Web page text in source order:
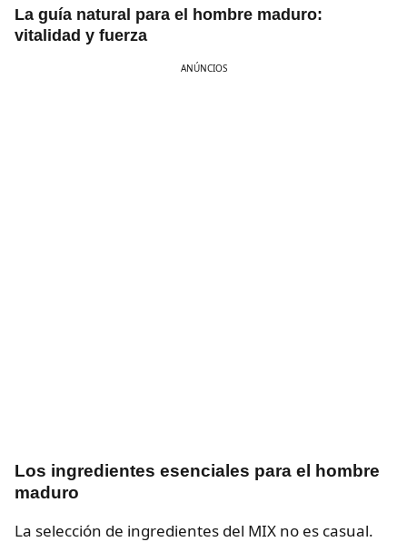
La guía natural para el hombre maduro:
vitalidad y fuerza
ANÚNCIOS
Los ingredientes esenciales para el hombre
maduro
La selección de ingredientes del MIX no es casual.